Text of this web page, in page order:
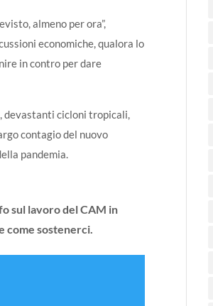
almeno per ora”,
economiche, qualora lo
in contro per dare
devastanti cicloni tropicali,
contagio del nuovo
pandemia.
sul lavoro del CAM in
come sostenerci.